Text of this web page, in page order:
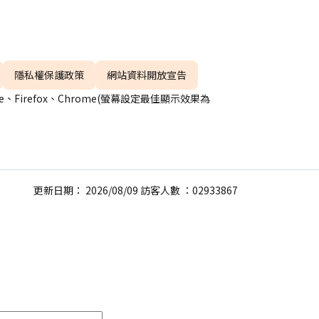
隱私權保護政策
網站資料開放宣告
、Firefox、Chrome(螢幕設定最佳顯示效果為
更新日期： 2026/08/09 訪客人數 ：02933867